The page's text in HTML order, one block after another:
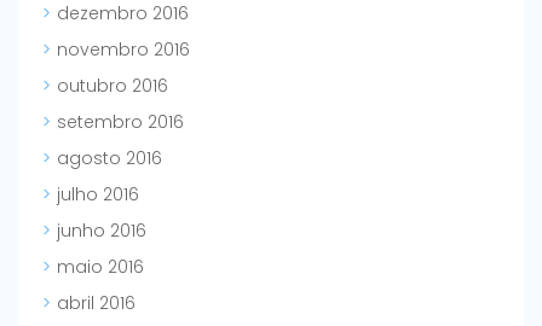
dezembro 2016
novembro 2016
outubro 2016
setembro 2016
agosto 2016
julho 2016
junho 2016
maio 2016
abril 2016